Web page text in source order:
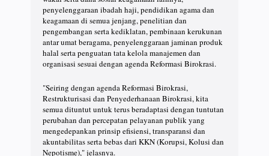
penyelenggaraan ibadah haji, pendidikan agama dan
keagamaan di semua jenjang, penelitian dan
pengembangan serta kediklatan, pembinaan kerukunan
antar umat beragama, penyelenggaraan jaminan produk
halal serta penguatan tata kelola manajemen dan
organisasi sesuai dengan agenda Reformasi Birokrasi.
"Seiring dengan agenda Reformasi Birokrasi,
Restrukturisasi dan Penyederhanaan Birokrasi, kita
semua dituntut untuk terus beradaptasi dengan tuntutan
perubahan dan percepatan pelayanan publik yang
mengedepankan prinsip efisiensi, transparansi dan
akuntabilitas serta bebas dari KKN (Korupsi, Kolusi dan
Nepotisme)," jelasnya.